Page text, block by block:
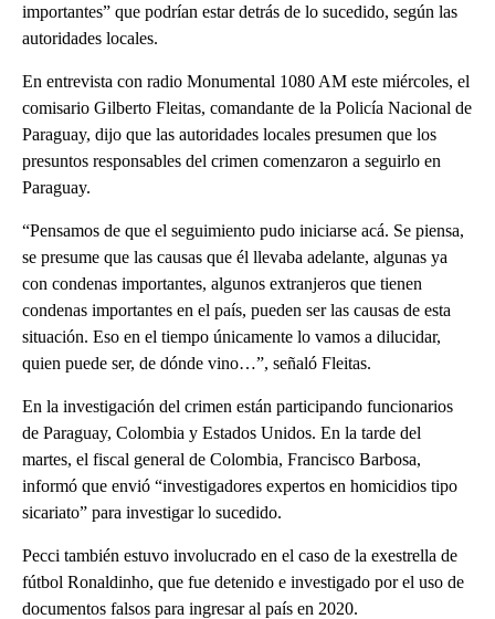
importantes” que podrían estar detrás de lo sucedido, según las
autoridades locales.
En entrevista con radio Monumental 1080 AM este miércoles, el
comisario Gilberto Fleitas, comandante de la Policía Nacional de
Paraguay, dijo que las autoridades locales presumen que los
presuntos responsables del crimen comenzaron a seguirlo en
Paraguay.
“Pensamos de que el seguimiento pudo iniciarse acá. Se piensa,
se presume que las causas que él llevaba adelante, algunas ya
con condenas importantes, algunos extranjeros que tienen
condenas importantes en el país, pueden ser las causas de esta
situación. Eso en el tiempo únicamente lo vamos a dilucidar,
quien puede ser, de dónde vino…”, señaló Fleitas.
En la investigación del crimen están participando funcionarios
de Paraguay, Colombia y Estados Unidos. En la tarde del
martes, el fiscal general de Colombia, Francisco Barbosa,
informó que envió “investigadores expertos en homicidios tipo
sicariato” para investigar lo sucedido.
Pecci también estuvo involucrado en el caso de la exestrella de
fútbol Ronaldinho, que fue detenido e investigado por el uso de
documentos falsos para ingresar al país en 2020.